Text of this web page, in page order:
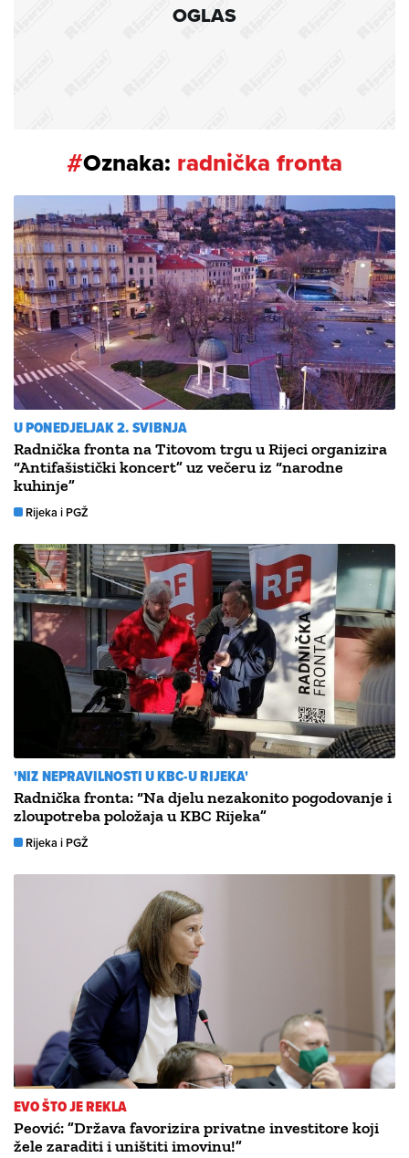
OGLAS
#Oznaka: radnička fronta
U PONEDJELJAK 2. SVIBNJA
Radnička fronta na Titovom trgu u Rijeci organizira
“Antifašistički koncert” uz večeru iz “narodne
kuhinje”
Rijeka i PGŽ
'NIZ NEPRAVILNOSTI U KBC-U RIJEKA'
Radnička fronta: “Na djelu nezakonito pogodovanje i
zloupotreba položaja u KBC Rijeka”
Rijeka i PGŽ
EVO ŠTO JE REKLA
Peović: ”Država favorizira privatne investitore koji
žele zaraditi i uništiti imovinu!”